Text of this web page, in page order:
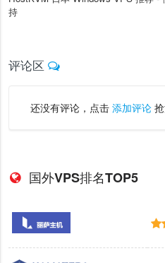
持
评论区
还没有评论，点击 添加评论抢
国外VPS排名TOP5